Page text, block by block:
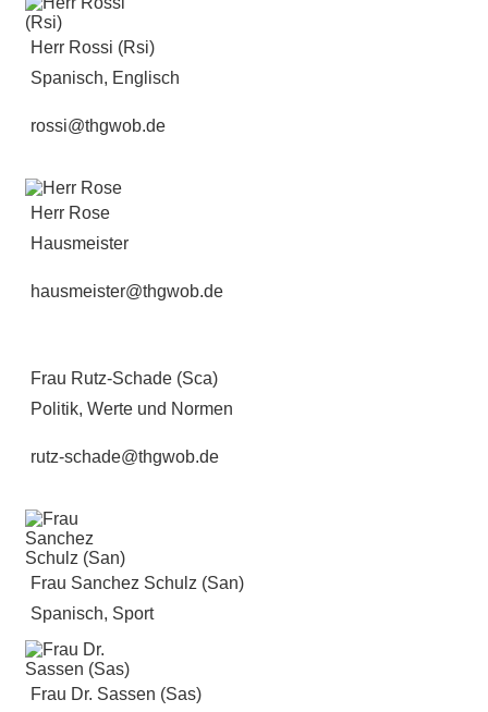
Herr Rossi (Rsi)
Spanisch, Englisch
rossi@thgwob.de
Herr Rose
Hausmeister
hausmeister@thgwob.de
Frau Rutz-Schade (Sca)
Politik, Werte und Normen
rutz-schade@thgwob.de
Frau Sanchez Schulz (San)
Spanisch, Sport
Frau Dr. Sassen (Sas)